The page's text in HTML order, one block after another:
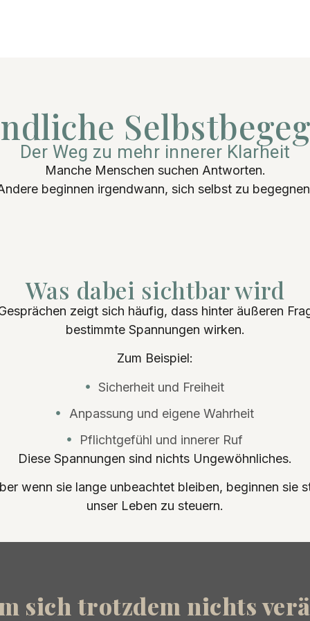
Der Weg zu mehr innerer Klarheit
Manche Menschen suchen Antworten.
beginnen irgendwann, sich selbst zu
Was dabei sichtbar wird
zeigt sich häufig, dass hinter äußeren
bestimmte Spannungen wirken.
Zum Beispiel:
Sicherheit und Freiheit
Anpassung und eigene Wahrheit
Pflichtgefühl und innerer Ruf
Diese Spannungen sind nichts Ungewöhnliches.
wenn sie lange unbeachtet bleiben, beginnen sie
unser Leben zu steuern.
sich trotzdem nichts